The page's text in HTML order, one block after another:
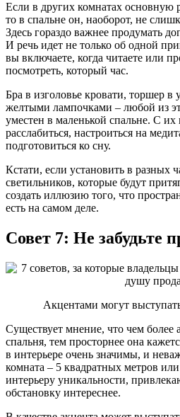
Если в других комнатах основную
то в спальне он, наоборот, не
Здесь гораздо важнее продумать
И речь идет не только об одной
вы включаете, когда читаете или
посмотреть, который час.
Бра в изголовье кровати, торшер в
желтыми лампочками – любой из
уместен в маленькой спальне. С
расслабиться, настроиться на
подготовиться ко сну.
Кстати, если установить в разных
светильников, которые будут
создать иллюзию того, что
есть на самом деле.
Совет 7: Не забудьте
Акцентами могут
Существует мнение, что чем более
спальня, тем просторнее она
в интерьере очень значимы, и
комната – 5 квадратных метров
интерьеру уникальности,
обстановку интереснее.